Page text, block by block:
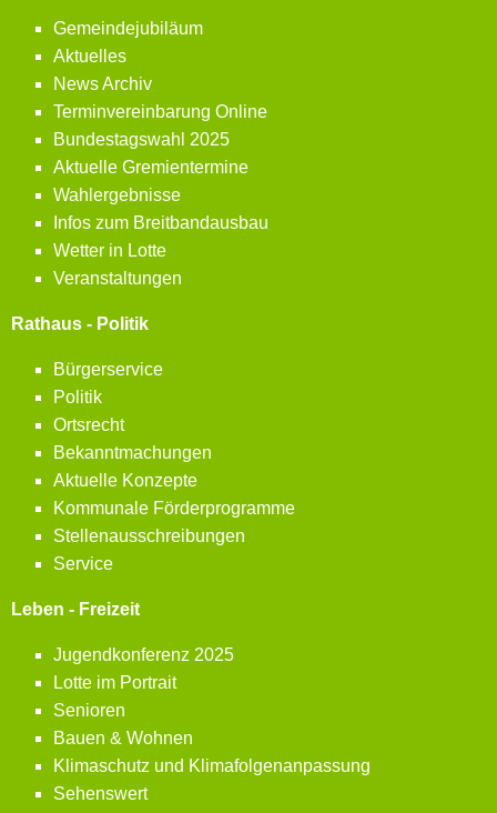
Gemeindejubiläum
Aktuelles
News Archiv
Terminvereinbarung Online
Bundestagswahl 2025
Aktuelle Gremientermine
Wahlergebnisse
Infos zum Breitbandausbau
Wetter in Lotte
Veranstaltungen
Rathaus - Politik
Bürgerservice
Politik
Ortsrecht
Bekanntmachungen
Aktuelle Konzepte
Kommunale Förderprogramme
Stellenausschreibungen
Service
Leben - Freizeit
Jugendkonferenz 2025
Lotte im Portrait
Senioren
Bauen & Wohnen
Klimaschutz und Klimafolgenanpassung
Sehenswert